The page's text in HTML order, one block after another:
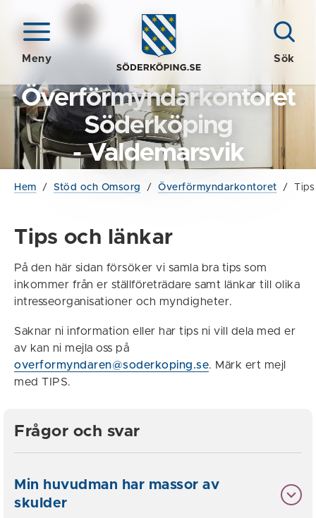
Meny Sök
Överförmyndarkontoret
Söderköping
- Valdemarsvik
Hem / Stöd och Omsorg / Överförmyndarkontoret /
Tips och länkar
På den här sidan försöker vi samla bra tips som
inkommer från er ställföreträdare samt länkar till olika
intresseorganisationer och myndigheter.
Saknar ni information eller har tips ni vill dela med er
av kan ni mejla oss på
overformyndaren@soderkoping.se. Märk ert mejl
med TIPS.
Frågor och svar
Min huvudman har massor av
skulder